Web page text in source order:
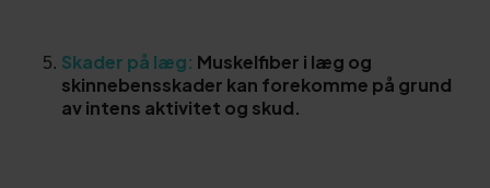
Skader på læg: Muskelfiber i læg og
skinnebensskader kan forekomme på grund
av intens aktivitet og skud.